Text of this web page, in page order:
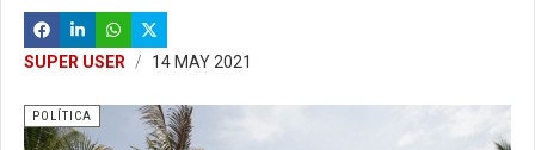
SUPER USER 14 MAY 2021
POLÍTICA